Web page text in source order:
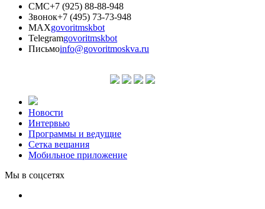
СМС+7 (925) 88-88-948
Звонок+7 (495) 73-73-948
MAXgovoritmskbot
Telegramgovoritmskbot
Письмоinfo@govoritmoskva.ru
Новости
Интервью
Программы и ведущие
Сетка вещания
Мобильное приложение
Мы в соцсетях